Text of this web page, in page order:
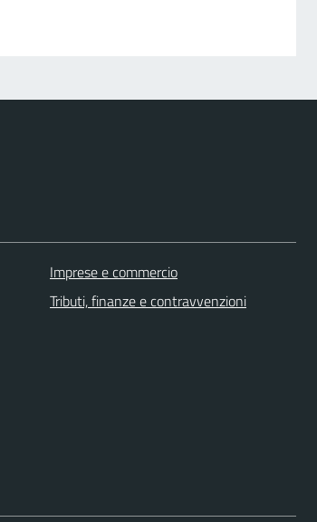
Imprese e commercio
Tributi, finanze e contravvenzioni